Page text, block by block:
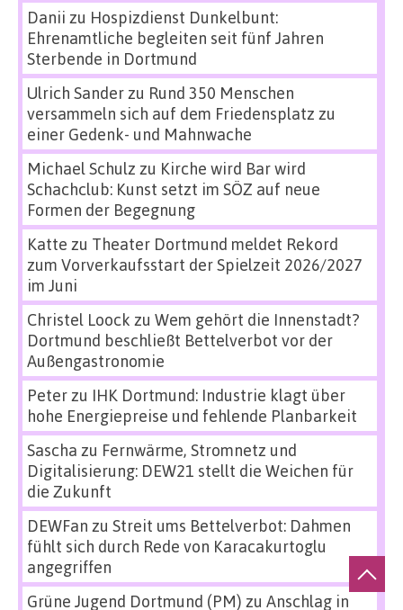
Danii zu Hospizdienst Dunkelbunt:
Ehrenamtliche begleiten seit fünf Jahren
Sterbende in Dortmund
Ulrich Sanderzu Rund 350 Menschen
versammeln sich auf dem Friedensplatz zu
einer Gedenk- und Mahnwache
Michael Schulz zu Kirche wird Bar wird
Schachclub: Kunst setzt im SÖZ auf neue
Formen der Begegnung
Katte zu Theater Dortmund meldet Rekord
zum Vorverkaufsstart der Spielzeit 2026/2027
im Juni
Christel Loock zu Wem gehört die Innenstadt?
Dortmund beschließt Bettelverbot vor der
Außengastronomie
Peterzu IHK Dortmund: Industrie klagt über
hohe Energiepreise und fehlende Planbarkeit
Sascha zu Fernwärme, Stromnetz und
Digitalisierung: DEW21 stellt die Weichen für
die Zukunft
DEWFan zu Streit ums Bettelverbot: Dahmen
fühlt sich durch Rede von Karacakurtoglu
angegriffen
Grüne Jugend Dortmund (PM) zu Anschlag in